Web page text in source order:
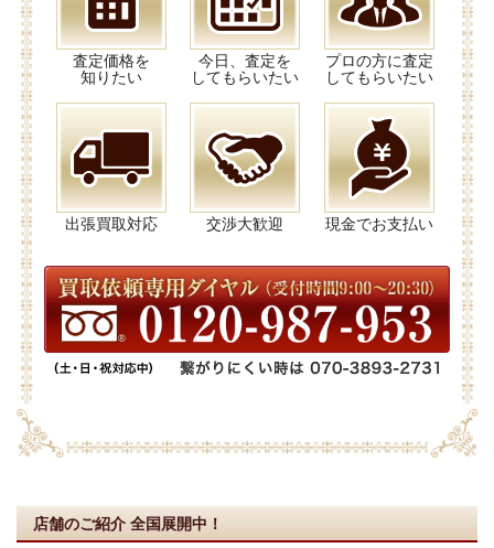
査定価格を
知りたい
今日、査定を
してもらいたい
プロの方に査定
してもらいたい
出張買取対応 交渉大歓迎 現金でお支払い
店舗のご紹介 全国展開中！